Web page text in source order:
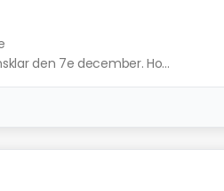
den 7e december. Ho...